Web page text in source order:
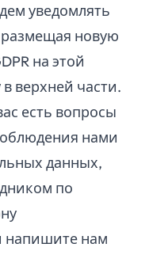
уведомлять
новую
на этой
верхней части.
есть вопросы
нами
данных,
по
напишите нам